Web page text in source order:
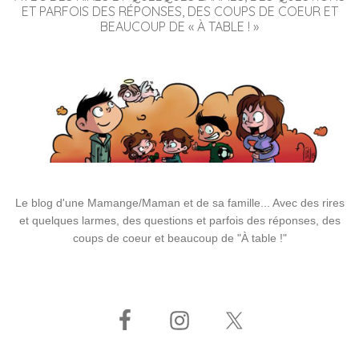
ET PARFOIS DES RÉPONSES, DES COUPS DE COEUR ET
BEAUCOUP DE « À TABLE ! »
Le blog d'une Mamange/Maman et de sa famille... Avec des rires
et quelques larmes, des questions et parfois des réponses, des
coups de coeur et beaucoup de "À table !"